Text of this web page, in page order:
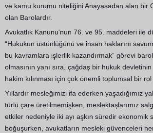
ve kamu kurumu niteliğini Anayasadan alan bir
olan Barolardır.
Avukatlık Kanunu'nun 76. ve 95. maddeleri ile
“Hukukun üstünlüğünü ve insan haklarını
bu kavramlara işlerlik kazandırmak” görevi
olmasının yanı sıra, çağdaş bir hukuk
hakim kılınması için çok önemli toplumsal bir
Yıllardır mesleğimizi ifa ederken yaşadığımız
türlü çare üretilmemişken, meslektaşlarımız
etkiler nedeniyle iki ayı aşkın süredir ekonomik
boğuşurken, avukatların mesleki güvenceleri